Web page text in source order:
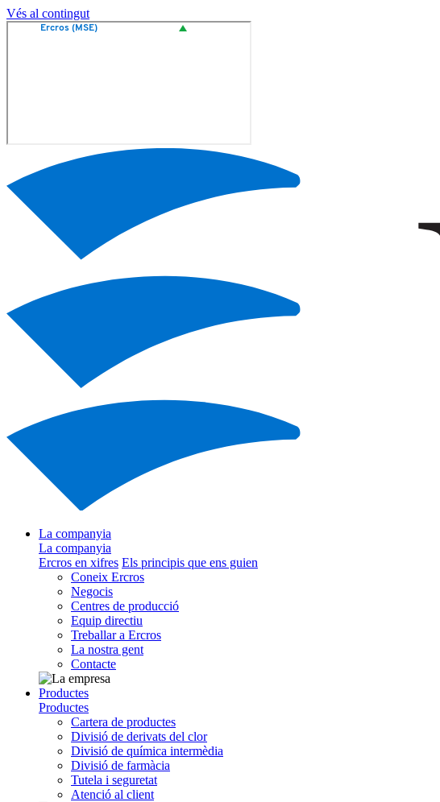
Vés al contingut
La companyia
La companyia
Ercros en xifres Els principis que ens guien
Coneix Ercros
Negocis
Centres de producció
Equip directiu
Treballar a Ercros
La nostra gent
Contacte
Productes
Productes
Cartera de productes
Divisió de derivats del clor
Divisió de química intermèdia
Divisió de farmàcia
Tutela i seguretat
Atenció al client